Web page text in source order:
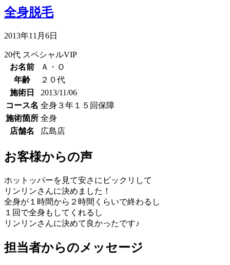
全身脱毛
2013年11月6日
20代 スペシャルVIP
お名前
Ａ・Ｏ
年齢
２０代
施術日
2013/11/06
コース名 全身３年１５回保障
施術箇所 全身
店舗名
広島店
お客様からの声
ホットッパーを見て安さにビックリして
リンリンさんに決めました！
全身が１時間から２時間くらいで終わるし
１回で全身もしてくれるし
リンリンさんに決めて良かったです♪
担当者からのメッセージ